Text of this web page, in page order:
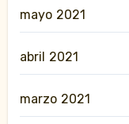
mayo 2021
abril 2021
marzo 2021